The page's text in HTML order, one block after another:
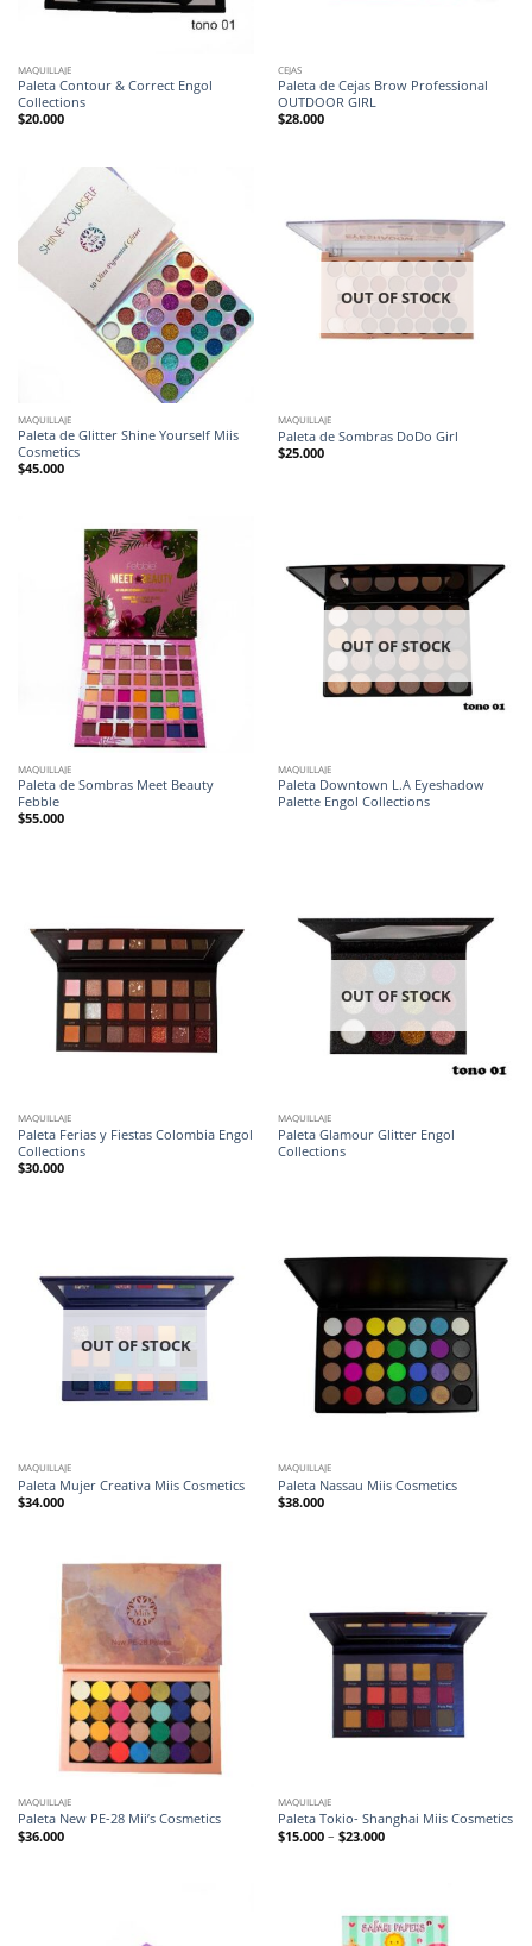
MAQUILLAJE
Paleta Contour & Correct Engol
Collections
$20.000
CEJAS
Paleta de Cejas Brow Professional
OUTDOOR GIRL
$28.000
MAQUILLAJE
Paleta de Glitter Shine Yourself Miis
Cosmetics
$45.000
OUT OF STOCK
MAQUILLAJE
Paleta de Sombras DoDo Girl
$25.000
MAQUILLAJE
Paleta de Sombras Meet Beauty
Febble
$55.000
OUT OF STOCK
MAQUILLAJE
Paleta Downtown L.A Eyeshadow
Palette Engol Collections
MAQUILLAJE
Paleta Ferias y Fiestas Colombia Engol
Collections
$30.000
OUT OF STOCK
MAQUILLAJE
Paleta Glamour Glitter Engol
Collections
OUT OF STOCK
MAQUILLAJE
Paleta Mujer Creativa Miis Cosmetics
$34.000
MAQUILLAJE
Paleta Nassau Miis Cosmetics
$38.000
MAQUILLAJE
Paleta New PE-28 Mii’s Cosmetics
$36.000
MAQUILLAJE
Paleta Tokio- Shanghai Miis Cosmetics
$15.000– $23.000